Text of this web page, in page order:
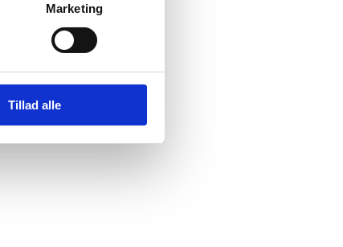
Marketing
Tillad alle